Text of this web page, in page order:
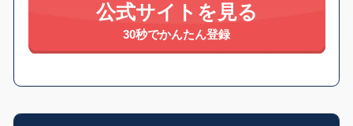
公式サイトを見る
30秒でかんたん登録